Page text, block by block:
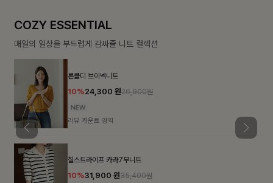
COZY ESSENTIAL
매일의 일상을 부드럽게 감싸줄 니트 컬렉션
론클디 브이넥니트
10%24,300원26,900원
리뷰 카운트 영역
칠스트라이프 카라7부니트
10%31,900원35,400원